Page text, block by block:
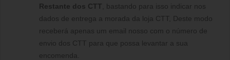
Restante dos CTT , bastando para isso indicar nos
dados de entrega a morada da loja CTT, Deste modo
receberá apenas um email nosso com o número de
envio dos CTT para que possa levantar a sua
encomenda.